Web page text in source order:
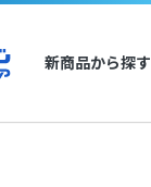
新商品から探す